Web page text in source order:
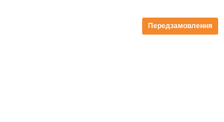
безкоштовна доставка від 199zlПередзамовлення